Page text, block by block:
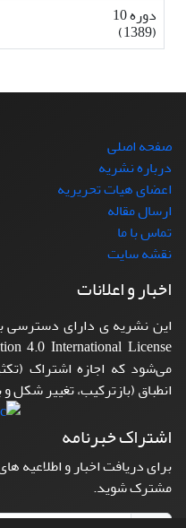
دوره 10
(1389)
صفحه اصلی
درباره نشریه
اعضای هیات تحریریه
ارسال مقاله
تماس با ما
نقشه سایت
اخبار و اعلانات
این نشریه ی دارای دسترسی
می‌شود که اجازه اشتراک
انطباق (بازترکیب، تغییر
اشتراک خبرنامه
برای دریافت اخبار و اطلاعیه
مشترک شوید.